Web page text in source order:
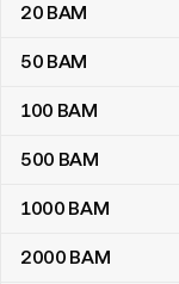
20 BAM
50 BAM
100 BAM
500 BAM
1000 BAM
2000 BAM